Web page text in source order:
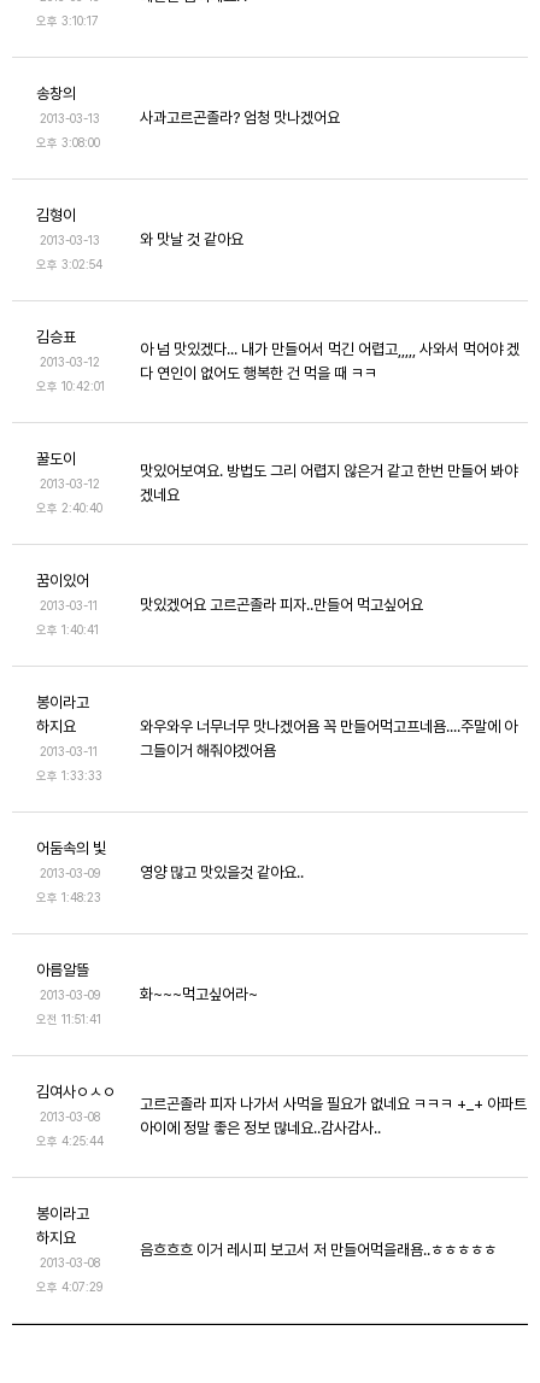
오후 3:10:17
송창의
2013-03-13
오후 3:08:00
사과고르곤졸라? 엄청 맛나겠어요
김형이
2013-03-13
오후 3:02:54
와 맛날 것 같아요
김승표
2013-03-12
오후 10:42:01
아 넘 맛있겠다... 내가 만들어서 먹긴 어렵고,,,,, 사와서 먹어야 겠
다 연인이 없어도 행복한 건 먹을 때 ㅋㅋ
꿀도이
2013-03-12
오후 2:40:40
맛있어보여요. 방법도 그리 어렵지 않은거 같고 한번 만들어 봐야
겠네요
꿈이있어
2013-03-11
오후 1:40:41
맛있겠어요 고르곤졸라 피자..만들어 먹고싶어요
봉이라고
하지요
2013-03-11
오후 1:33:33
와우와우 너무너무 맛나겠어욤 꼭 만들어먹고프네욤....주말에 아
그들이거 해줘야겠어욤
어둠속의 빛
2013-03-09
오후 1:48:23
영양 많고 맛있을것 같아요..
아름알뜰
2013-03-09
오전 11:51:41
화~~~먹고싶어라~
김여사ㅇㅅㅇ
2013-03-08
오후 4:25:44
고르곤졸라 피자 나가서 사먹을 필요가 없네요 ㅋㅋㅋ +_+ 아파트
아이에 정말 좋은 정보 많네요..감사감사..
봉이라고
하지요
2013-03-08
오후 4:07:29
음흐흐흐 이거 레시피 보고서 저 만들어먹을래욤..ㅎㅎㅎㅎㅎ